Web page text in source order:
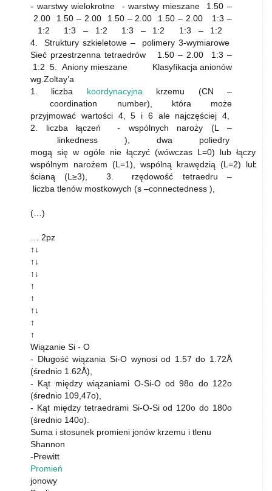
- warstwy wielokrotne - warstwy mieszane 1.50 –
2.00 1.50 – 2.00 1.50 – 2.00 1.50 – 2.00 1:3 –
1:2 1:3 – 1:2 1:3 – 1:2 1:3 – 1:2
4. Struktury szkieletowe – polimery 3-wymiarowe
Sieć przestrzenna tetraedrów 1.50 – 2.00 1:3 –
1:2 5. Aniony mieszane Klasyfikacja anionów
wg.Zoltay’a
1. liczba koordynacyjna krzemu (CN –
coordination number), która może
przyjmować wartości 4, 5 i 6 ale najczęściej 4,
2. liczba łączeń - wspólnych naroży (L –
linkedness ), dwa poliedry
mogą się w ogóle nie łączyć (wówczas L=0) lub łączyć
wspólnym narożem (L=1), wspólną krawędzią (L=2) lub
ścianą (L≥3), 3. rzędowość tetraedru –
liczba tlenów mostkowych (s –connectedness ),
(…)
… 2pz
↑↓
↑↓
↑↓
↑
↑
↑↓
↑
↑
Wiązanie Si - O
- Długość wiązania Si-O wynosi od 1.57 do 1.72Å
(średnio 1.62Å),
- Kąt między wiązaniami O-Si-O od 98o do 122o
(średnio 109,47o),
- Kąt między tetraedrami Si-O-Si od 120o do 180o
(średnio 140o).
Suma i stosunek promieni jonów krzemu i tlenu
Shannon
-Prewitt
Promień
jonowy